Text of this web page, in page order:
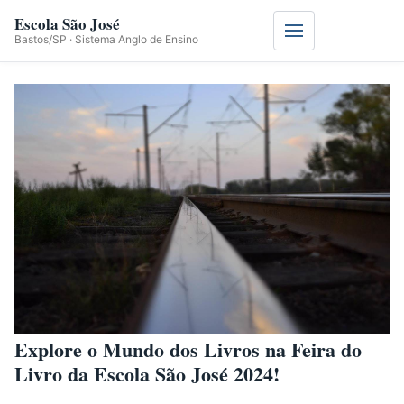
Escola São José
Bastos/SP · Sistema Anglo de Ensino Menu
Explore o Mundo dos Livros na Feira do
Livro da Escola São José 2024!